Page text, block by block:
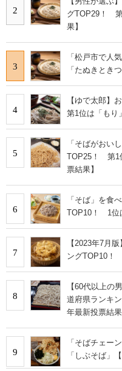
2
グTOP29！ 第
果】
3
「松戸市で人
「たぬきとき
4
【ゆで太郎】
第1位は「もり
5
「そばがおい
TOP25！ 第1
票結果】
6
「そば」を食
TOP10！ 1位
7
【2023年7月
ングTOP10！
8
【60代以上の
道府県ランキ
年最新投票結果
9
「そばチェー
「しぶそば」